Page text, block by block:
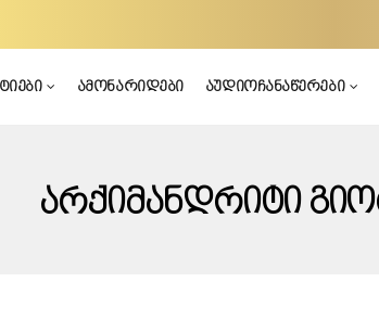
ამონარიდები აუდიოჩანაწერები
Არქიმანდრიტი